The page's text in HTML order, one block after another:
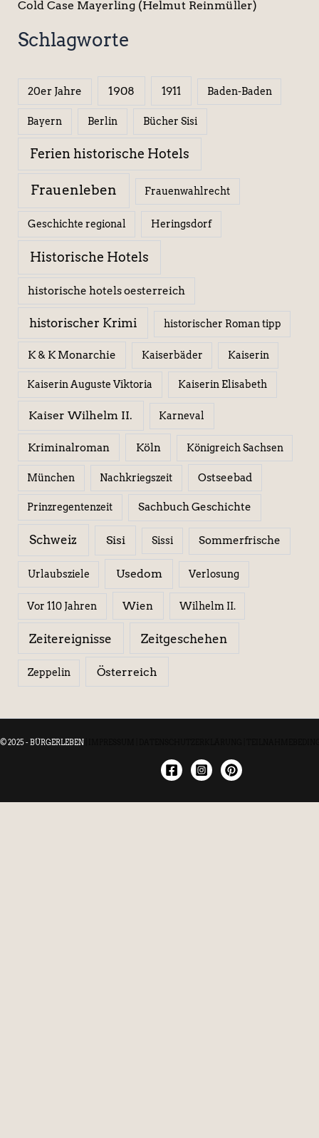
Cold Case Mayerling (Helmut Reinmüller)
Schlagworte
20er Jahre 1908 1911 Baden-Baden
Bayern Berlin Bücher Sisi
Ferien historische Hotels
Frauenleben Frauenwahlrecht
Geschichte regional Heringsdorf
Historische Hotels
historische hotels oesterreich
historischer Krimi historischer Roman tipp
K & K Monarchie Kaiserbäder Kaiserin
Kaiserin Auguste Viktoria Kaiserin Elisabeth
Kaiser Wilhelm II. Karneval
Kriminalroman Köln Königreich Sachsen
München Nachkriegszeit Ostseebad
Prinzregentenzeit Sachbuch Geschichte
Schweiz Sisi Sissi Sommerfrische
Urlaubsziele Usedom Verlosung
Vor 110 Jahren Wien Wilhelm II.
Zeitereignisse Zeitgeschehen
Zeppelin Österreich
© 2025 - BÜRGERLEBEN